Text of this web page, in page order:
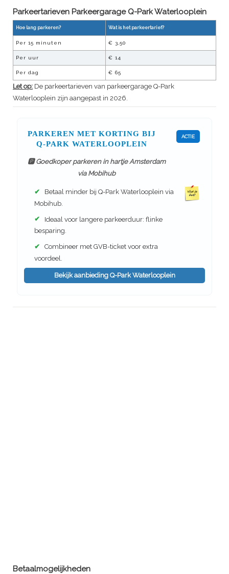
Parkeertarieven Parkeergarage Q-Park Waterlooplein
Hoe lang parkeren? Wat is het parkeertarief?
Per 15 minuten € 3,50
Per uur € 14
Per dag € 65
Let op: De parkeertarieven van parkeergarage Q-Park
Waterlooplein zijn aangepast in 2026.
ACTIE
PARKEREN MET KORTING BIJ
Q-PARK WATERLOOPLEIN
🅿️ Goedkoper parkeren in hartje Amsterdam
via Mobihub
✔
Betaal minder bij Q-Park Waterlooplein via
Mobihub.
✔
Ideaal voor langere parkeerduur: flinke
besparing.
✔
Combineer met GVB-ticket voor extra
voordeel.
Bekijk aanbieding Q-Park Waterlooplein
Betaalmogelijkheden